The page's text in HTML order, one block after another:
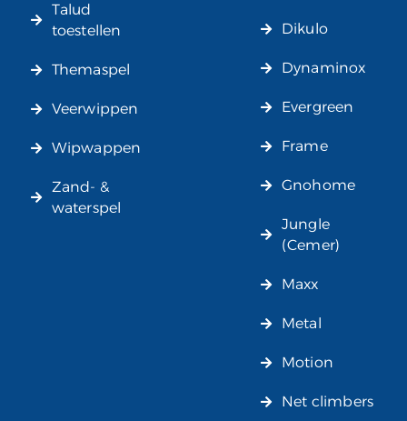
Talud
toestellen
Themaspel
Veerwippen
Wipwappen
Zand- &
waterspel
Dikulo
Dynaminox
Evergreen
Frame
Gnohome
Jungle
(Cemer)
Maxx
Metal
Motion
Net climbers